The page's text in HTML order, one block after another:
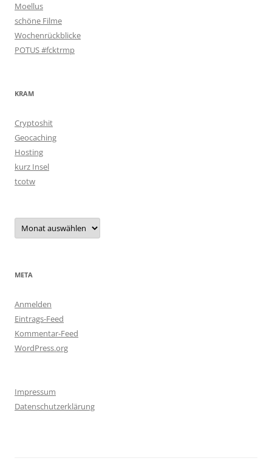
Moellus
schöne Filme
Wochenrückblicke
POTUS #fcktrmp
KRAM
Cryptoshit
Geocaching
Hosting
kurz Insel
tcotw
Archiv
META
Anmelden
Eintrags-Feed
Kommentar-Feed
WordPress.org
Impressum
Datenschutzerklärung